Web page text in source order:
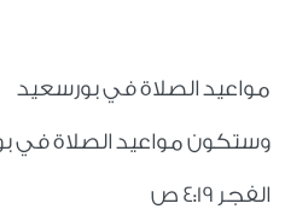
مواعيد الصلاة في بورسعيد
وستكون مواعيد الصلاة في
الفجر 4:19 ص